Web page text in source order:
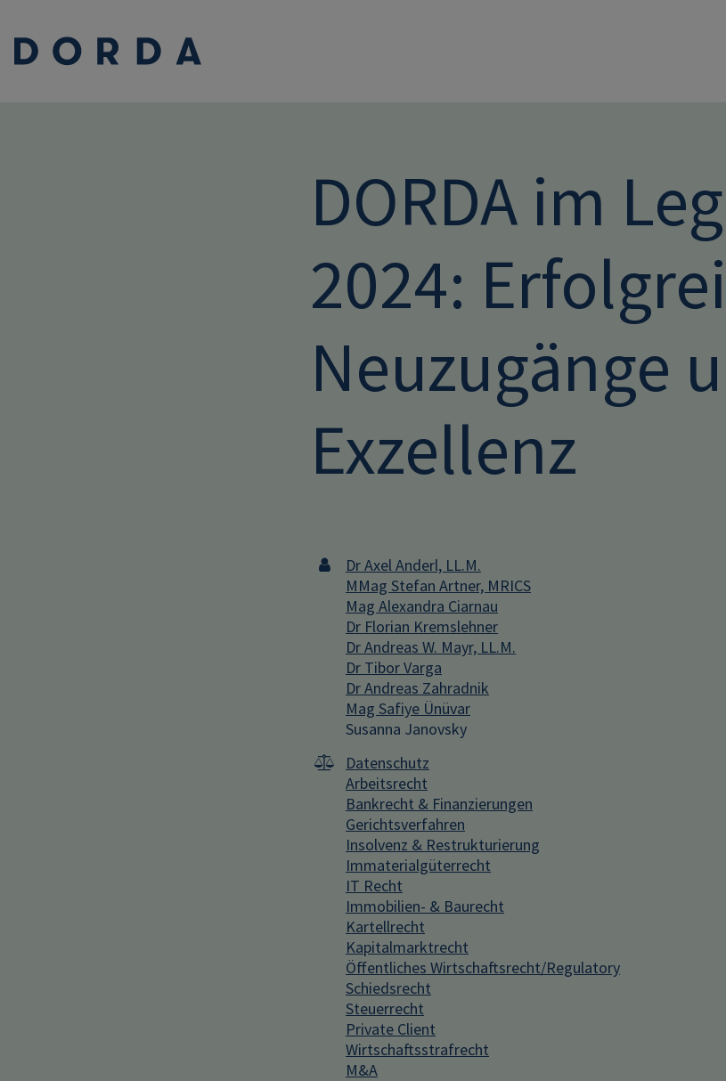
DORDA im
2024:
Neuzugänge
Exzellenz
Dr Axel Anderl, LL.M.
MMag Stefan Artner, MRICS
Mag Alexandra Ciarnau
Dr Florian Kremslehner
Dr Andreas W. Mayr, LL.M.
Dr Tibor Varga
Dr Andreas Zahradnik
Mag Safiye Ünüvar
Susanna Janovsky
Datenschutz
Arbeitsrecht
Bankrecht & Finanzierungen
Gerichtsverfahren
Insolvenz & Restrukturierung
Immaterialgüterrecht
IT Recht
Immobilien- & Baurecht
Kartellrecht
Kapitalmarktrecht
Öffentliches Wirtschaftsrecht/Regulatory
Schiedsrecht
Steuerrecht
Private Client
Wirtschaftsstrafrecht
M&A